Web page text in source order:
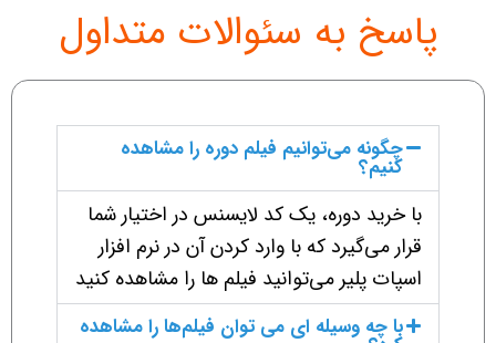
پاسخ به سئوالات متداول
چگونه می‌توانیم فیلم دوره را مشاهده
کنیم؟
با خرید دوره، یک کد لایسنس در اختیار شما
قرار می‌گیرد که با وارد کردن آن در نرم افزار
اسپات پلیر می‌توانید فیلم ها را مشاهده کنید
با چه وسیله ای می توان فیلم‌ها را مشاهده